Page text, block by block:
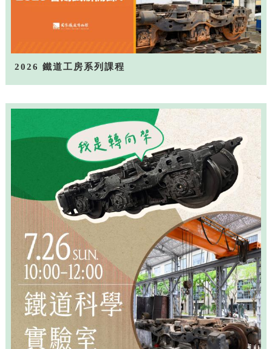
2026 鐵道工房系列課程